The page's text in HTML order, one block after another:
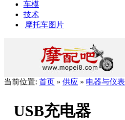
车模
技术
摩托车图片
当前位置: 首页 » 供应 » 电器与仪表
USB充电器